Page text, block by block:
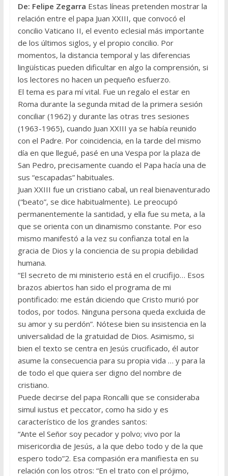
De: Felipe Zegarra Estas líneas pretenden mostrar la
relación entre el papa Juan XXIII, que convocó el
concilio Vaticano II, el evento eclesial más importante
de los últimos siglos, y el propio concilio. Por
momentos, la distancia temporal y las diferencias
lingüísticas pueden dificultar en algo la comprensión, si
los lectores no hacen un pequeño esfuerzo.
El tema es para mí vital. Fue un regalo el estar en
Roma durante la segunda mitad de la primera sesión
conciliar (1962) y durante las otras tres sesiones
(1963-1965), cuando Juan XXIII ya se había reunido
con el Padre. Por coincidencia, en la tarde del mismo
día en que llegué, pasé en una Vespa por la plaza de
San Pedro, precisamente cuando el Papa hacía una de
sus “escapadas” habituales.
Juan XXIII fue un cristiano cabal, un real bienaventurado
(“beato”, se dice habitualmente). Le preocupó
permanentemente la santidad, y ella fue su meta, a la
que se orienta con un dinamismo constante. Por eso
mismo manifestó a la vez su confianza total en la
gracia de Dios y la conciencia de su propia debilidad
humana.
“El secreto de mi ministerio está en el crucifijo… Esos
brazos abiertos han sido el programa de mi
pontificado: me están diciendo que Cristo murió por
todos, por todos. Ninguna persona queda excluida de
su amor y su perdón”. Nótese bien su insistencia en la
universalidad de la gratuidad de Dios. Asimismo, si
bien el texto se centra en Jesús cru­cificado, él autor
asume la consecuencia para su propia vida … y para la
de todo el que quiera ser digno del nombre de
cristiano.
Puede decirse del papa Roncalli que se consideraba
simul iustus et peccator, como ha sido y es
característico de los grandes santos:
“Ante el Señor soy pecador y polvo; vivo por la
misericordia de Jesús, a la que debo todo y de la que
espero todo”2. Esa compasión era mani­fiesta en su
relación con los otros: “En el trato con el prójimo,